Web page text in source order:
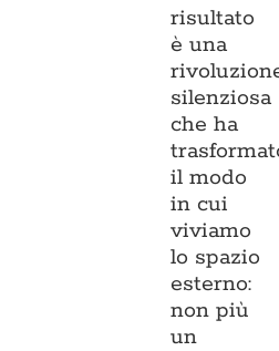
risultato
è una
silenziosa
che ha
il modo
in cui
viviamo
lo spazio
esterno:
non più
un